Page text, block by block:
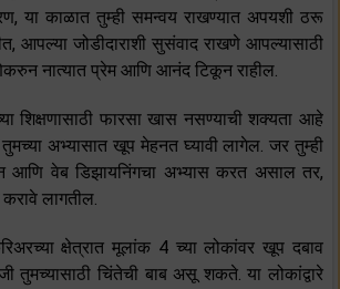
या काळात तुम्ही समन्वय राखण्यात अपयशी ठरू
आपल्या जोडीदाराशी सुसंवाद राखणे आपल्यासाठी
नात्यात प्रेम आणि आनंद टिकून राहील.
शिक्षणासाठी फारसा खास नसण्याची शक्यता आहे
तुमच्या अभ्यासात खूप मेहनत घ्यावी लागेल. जर तुम्ही
आणि वेब डिझायनिंगचा अभ्यास करत असाल तर,
लागतील.
क्षेत्रात मूलांक 4 च्या लोकांवर खूप दबाव
तुमच्यासाठी चिंतेची बाब असू शकते. या लोकांद्वारे